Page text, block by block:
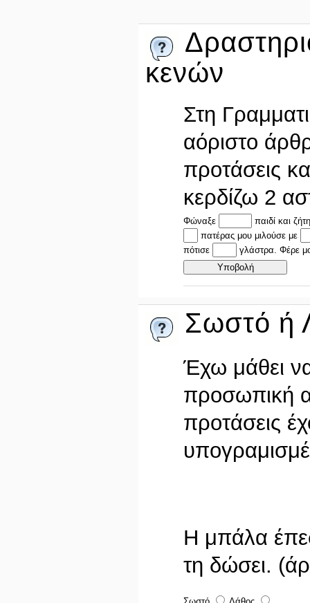
κενών
Στη
αόριστο
προτάσεις
κερδίζω 2
Φώναξε
παιδί και
πατέρας μου μιλούσε με
πότισε
γλάστρα. Φέρε
Σωστό ή
Έχω μάθει
προσωπική
προτάσεις
Η μπάλα
τη δώσει.